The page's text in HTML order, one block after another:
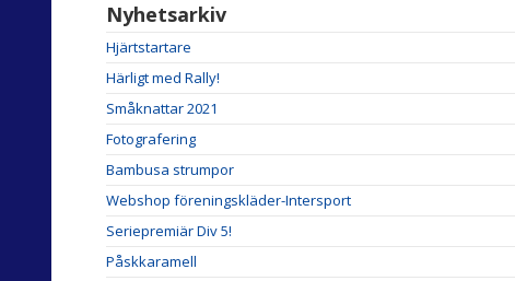
Nyhetsarkiv
Hjärtstartare
Härligt med Rally!
Småknattar 2021
Fotografering
Bambusa strumpor
Webshop föreningskläder-Intersport
Seriepremiär Div 5!
Påskkaramell